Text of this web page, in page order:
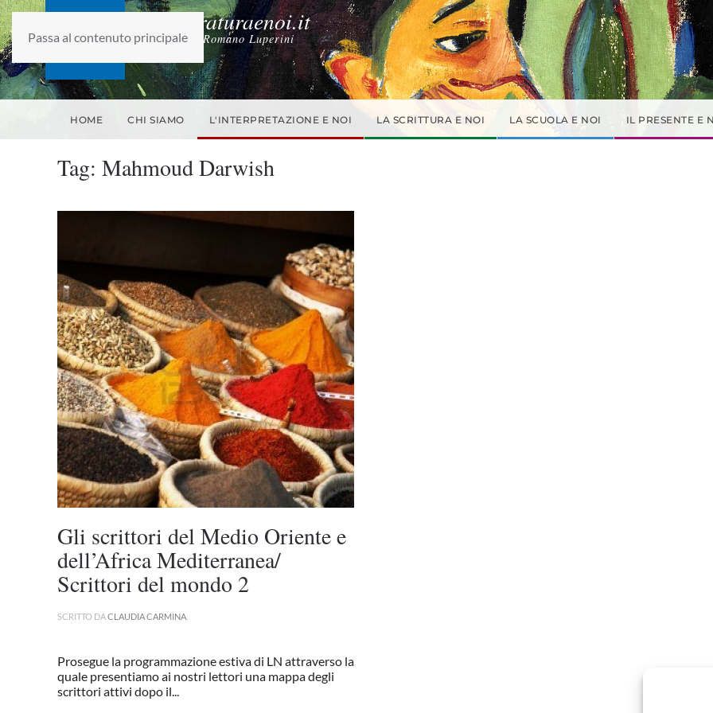
Passa al contenuto principale
laletteraturaenoi.it
fondato da Romano Luperini
HOME CHI SIAMO L'INTERPRETAZIONE E NOI LA SCRITTURA E NOI LA SCUOLA E NOI IL PRESENTE E
Tag: Mahmoud Darwish
Gli scrittori del Medio Oriente e
dell’Africa Mediterranea/
Scrittori del mondo 2
SCRITTO DACLAUDIA CARMINA
Prosegue la programmazione estiva di LN attraverso la
quale presentiamo ai nostri lettori una mappa degli
scrittori attivi dopo il...